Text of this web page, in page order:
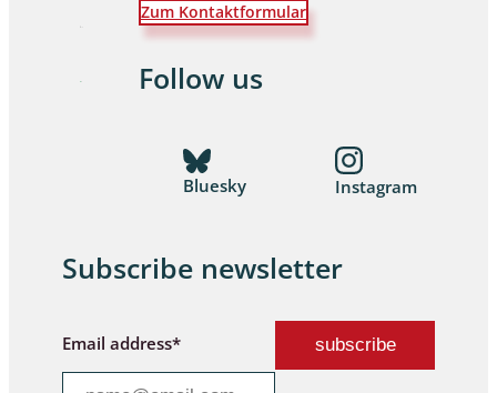
Zum Kontaktformular
Follow us
Bluesky Instagram
Subscribe newsletter
Email address*